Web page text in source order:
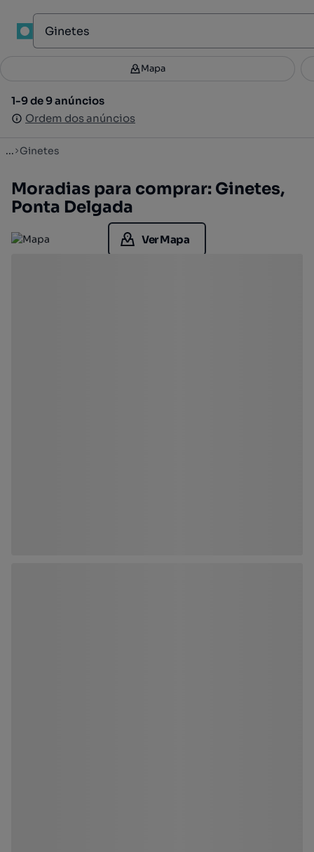
Filtros 2
1-9 de 9 anúncios
Ordem dos anúncios
Mapa
1-9 de 9 anúncios
Ordem dos anúncios
... Ginetes
Moradias para comprar: Ginetes,
Ponta Delgada
Ver Mapa